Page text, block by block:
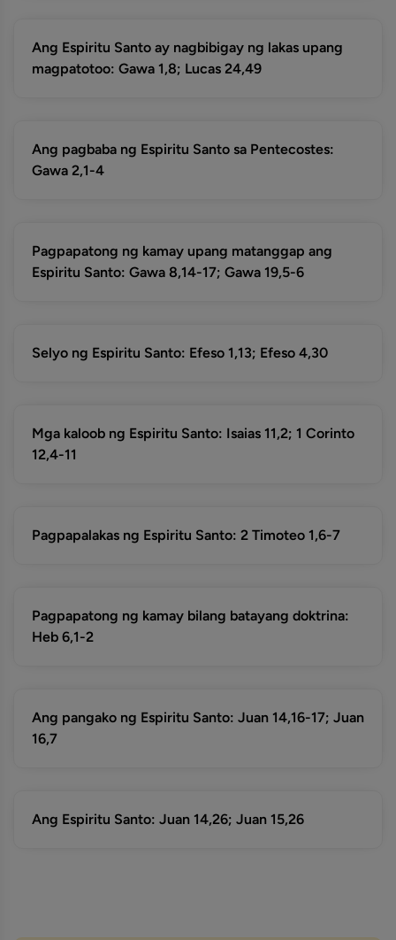
Ang Espiritu Santo ay nagbibigay ng lakas upang
magpatotoo: Gawa 1,8; Lucas 24,49
Ang pagbaba ng Espiritu Santo sa Pentecostes:
Gawa 2,1-4
Pagpapatong ng kamay upang matanggap ang
Espiritu Santo: Gawa 8,14-17; Gawa 19,5-6
Selyo ng Espiritu Santo: Efeso 1,13; Efeso 4,30
Mga kaloob ng Espiritu Santo: Isaias 11,2; 1 Corinto
12,4-11
Pagpapalakas ng Espiritu Santo: 2 Timoteo 1,6-7
Pagpapatong ng kamay bilang batayang doktrina:
Heb 6,1-2
Ang pangako ng Espiritu Santo: Juan 14,16-17; Juan
16,7
Ang Espiritu Santo: Juan 14,26; Juan 15,26